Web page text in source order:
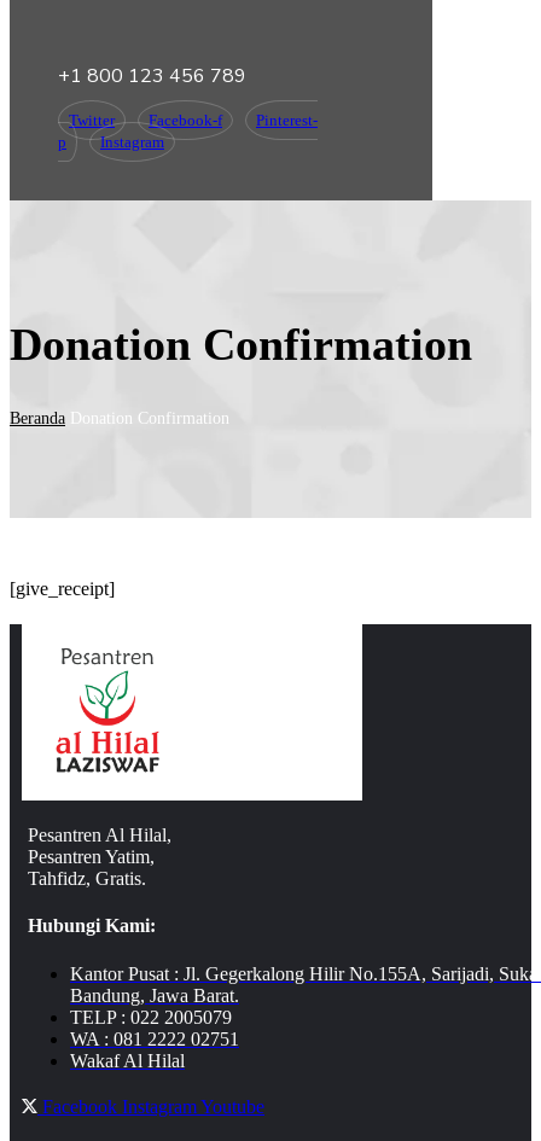
+1 800 123 456 789
Twitter Facebook-f
Pinterest-
p
Instagram
Donation Confirmation
Beranda Donation Confirmation
[give_receipt]
Pesantren Al Hilal,
Pesantren Yatim,
Tahfidz, Gratis.
Hubungi Kami:
Kantor Pusat : Jl. Gegerkalong Hilir No.155A, Sarijadi,
Bandung, Jawa Barat.
TELP : 022 2005079
WA : 081 2222 02751
Wakaf Al Hilal
Facebook InstagramYoutube